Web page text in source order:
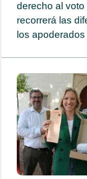
derecho al
recorrerá las
los apoderados